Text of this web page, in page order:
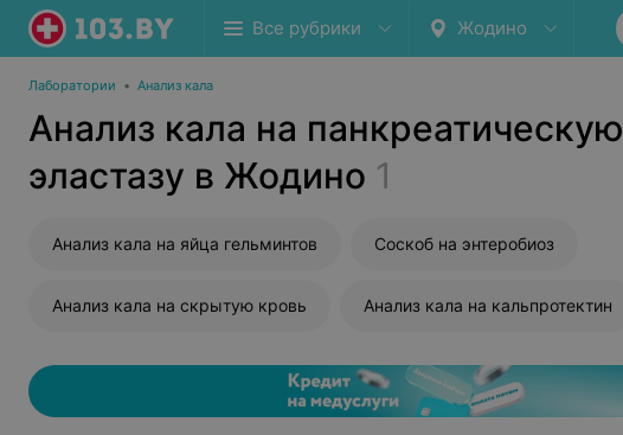
Все рубрики Жодино
Лаборатории • Анализ кала
Анализ кала на панкреатическую
эластазу в Жодино 1
Анализ кала на яйца гельминтов Соскоб на энтеробиоз
Анализ кала на скрытую кровь Анализ кала на кальпротектин